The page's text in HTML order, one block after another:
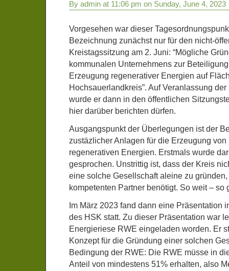
By admin at 11:06 pm on Sunday, June 4, 2023
Vorgesehen war dieser
Bezeichnung zunächst nur für den nicht-
Kreistagssitzung am 2. Juni: “Mögliche
kommunalen Unternehmens zur
Erzeugung regenerativer Energien auf
Hochsauerlandkreis”. Auf Veranlassung
wurde er dann in den öffentlichen
hier darüber berichten dürfen.
Ausgangspunkt der Überlegungen ist der
zustäzlicher Anlagen für die Erzeugung von
regenerativen Energien. Erstmals wurde
gesprochen. Unstrittig ist, dass der Kreis
eine solche Gesellschaft aleine zu
kompetenten Partner benötigt. So weit – so
Im März 2023 fand dann eine Präsentation
des HSK statt. Zu dieser Präsentation war
Energieriese RWE eingeladen worden. Er
Konzept für die Gründung einer solchen
Bedingung der RWE: Die RWE müsse in
Anteil von mindestens 51% erhalten, also